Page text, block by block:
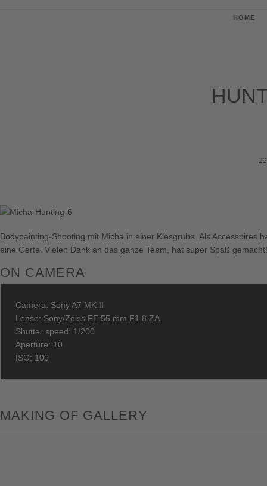
HOME
Bodypainting-Shooting mit Micha in einer Kiesgrube. Als Accessoires
eine Gerte. Vielen Dank an das ganze Team, hat super Spaß gemacht!
ON CAMERA
Camera: Sony A7 MK II
Lense: Sony/Zeiss FE 55 mm F1.8 ZA
Shutter speed: 1/200
Aperture: 10
ISO: 100
MAKING OF GALLERY